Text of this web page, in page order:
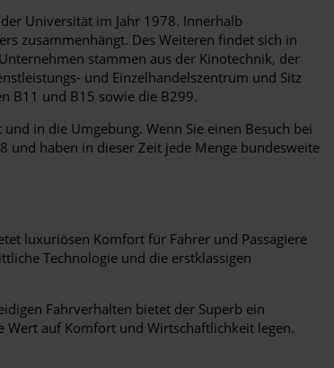
Universität im Jahr 1978. Innerhalb
zusammenhängt. Des Weiteren findet sich in
stammen aus der Kinotechnik, der
und Einzelhandelszentrum und Sitz
B11 und B15 sowie die B299.
in die Umgebung. Wenn Sie einen Besuch bei
haben in dieser Zeit jede Menge bundesweite
luxuriösen Komfort für Fahrer und Passagiere
Technologie und die erstklassigen
Fahrverhalten bietet der Superb ein
Wert auf Komfort und Wirtschaftlichkeit legen.